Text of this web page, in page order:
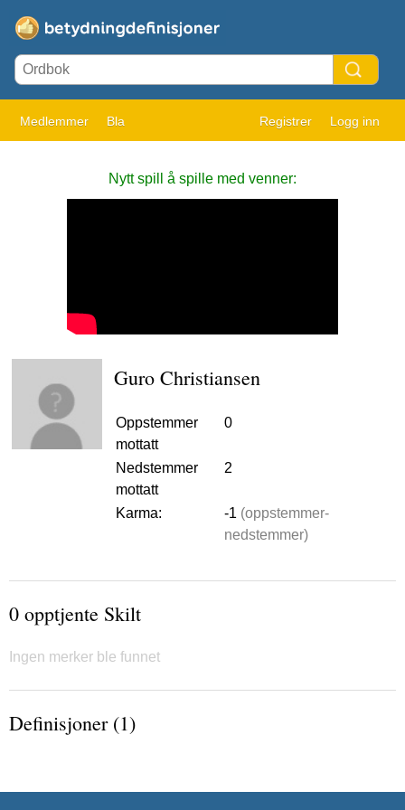
Medlemmer Bla Registrer Logg inn
Nytt spill å spille med venner:
Guro Christiansen
Oppstemmer
mottatt
0
Nedstemmer
mottatt
2
Karma: -1 (oppstemmer-
nedstemmer)
0 opptjente Skilt
Ingen merker ble funnet
Definisjoner (1)